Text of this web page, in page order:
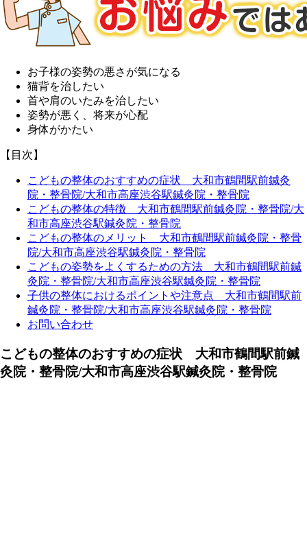
お子様の姿勢の悪さが気になる
猫背を治したい
首や肩のいたみを治したい
姿勢が悪く、将来が心配
身体がかたい
【目次】
こどもの整体のおすすめの症状 大和市鶴間駅前鍼灸
院・整骨院/大和市高座渋谷駅鍼灸院・整骨院
こどもの整体の特徴 大和市鶴間駅前鍼灸院・整骨院/大
和市高座渋谷駅鍼灸院・整骨院
こどもの整体のメリット 大和市鶴間駅前鍼灸院・整骨
院/大和市高座渋谷駅鍼灸院・整骨院
こどもの姿勢をよくするための方法 大和市鶴間駅前鍼
灸院・整骨院/大和市高座渋谷駅鍼灸院・整骨院
子供の整体におけるポイントや注意点 大和市鶴間駅前
鍼灸院・整骨院/大和市高座渋谷駅鍼灸院・整骨院
お問い合わせ
こどもの整体のおすすめの症状 大和市鶴間駅前鍼
灸院・整骨院/大和市高座渋谷駅鍼灸院・整骨院